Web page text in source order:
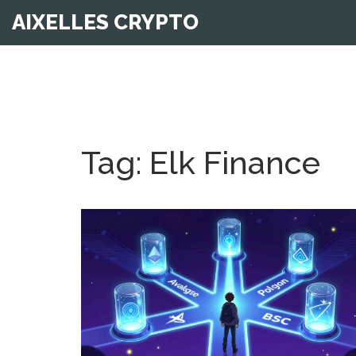
AIXELLES CRYPTO
Tag: Elk Finance